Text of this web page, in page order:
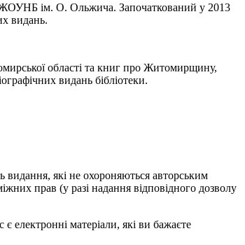
ЖОУНБ ім. О. Ольжича. Започаткований у 2013
видань.
області та книг про Житомирщину,
видань бібліотеки.
видання, які не охороняються авторським
прав (у разі надання відповідного дозволу
матеріали, які ви бажаєте